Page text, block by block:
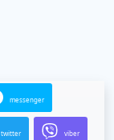
messenger
twitter viber